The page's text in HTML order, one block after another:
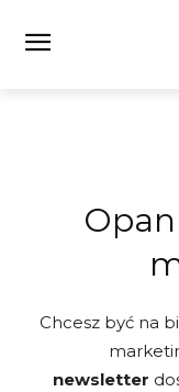
Chcesz być na
newsletter